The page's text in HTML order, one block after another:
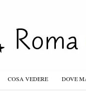
COSA VEDERE DOVE